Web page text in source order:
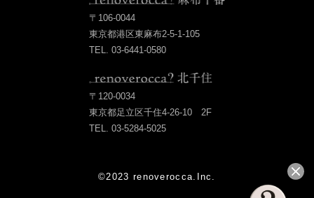
〒106-0044
東京都港区東麻布2-5-1-105
TEL. 03-6441-0580
〒120-0034
東京都足立区千住4-26-10 2F
TEL. 03-5284-5025
©2023 renoverocca.Inc.